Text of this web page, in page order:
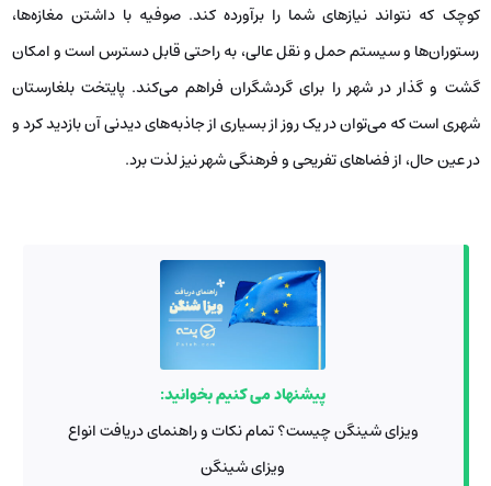
کوچک که نتواند نیازهای شما را برآورده کند. صوفیه با داشتن مغازه‌ها،
رستوران‌ها و سیستم حمل و نقل عالی، به راحتی قابل دسترس است و امکان
گشت و گذار در شهر را برای گردشگران فراهم می‌کند. پایتخت بلغارستان
شهری است که می‌توان در یک روز از بسیاری از جاذبه‌های دیدنی آن بازدید کرد و
در عین حال، از فضاهای تفریحی و فرهنگی شهر نیز لذت برد.
پیشنهاد می کنیم بخوانید:
ویزای شینگن چیست؟ تمام نکات و راهنمای دریافت انواع
ویزای شینگن